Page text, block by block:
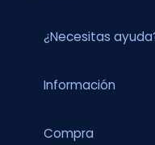
¿Necesitas
Información
Compra